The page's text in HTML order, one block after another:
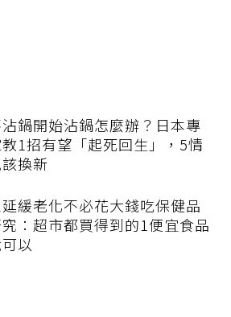
鍋開始沾鍋怎麼辦？日本專
教1招有望「起死回生」，5情
換新
緩老化不必花大錢吃保健品
：超市都買得到的1便宜食品
以